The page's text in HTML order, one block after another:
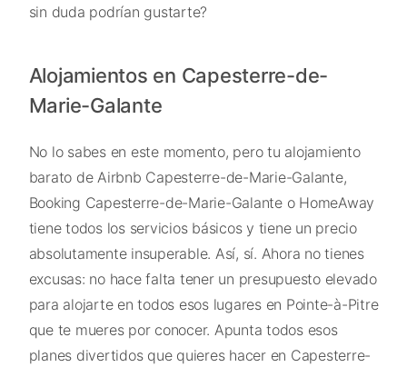
sin duda podrían gustarte?
Alojamientos en Capesterre-de-
Marie-Galante
No lo sabes en este momento, pero tu alojamiento
barato de Airbnb Capesterre-de-Marie-Galante,
Booking Capesterre-de-Marie-Galante o HomeAway
tiene todos los servicios básicos y tiene un precio
absolutamente insuperable. Así, sí. Ahora no tienes
excusas: no hace falta tener un presupuesto elevado
para alojarte en todos esos lugares en Pointe-à-Pitre
que te mueres por conocer. Apunta todos esos
planes divertidos que quieres hacer en Capesterre-